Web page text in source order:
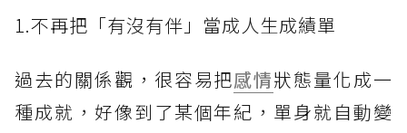
1.不再把「有沒有伴」當成人生成績單
過去的關係觀，很容易把感情狀態量化成一
種成就，好像到了某個年紀，單身就自動變